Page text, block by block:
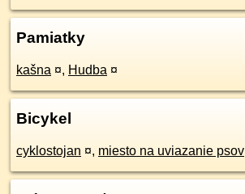
Pamiatky
kašna ¤, Hudba ¤
Bicykel
cyklostojan ¤, miesto na uviazanie psov